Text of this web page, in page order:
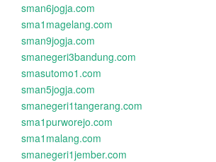
sman6jogja.com
sma1magelang.com
sman9jogja.com
smanegeri3bandung.com
smasutomo1.com
sman5jogja.com
smanegeri1tangerang.com
sma1purworejo.com
sma1malang.com
smanegeri1jember.com